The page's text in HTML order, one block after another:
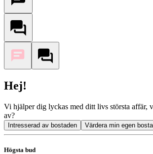
Hej!
Vi hjälper dig lyckas med ditt livs största affär,
av?
Intresserad av bostaden Värdera min egen
Högsta bud